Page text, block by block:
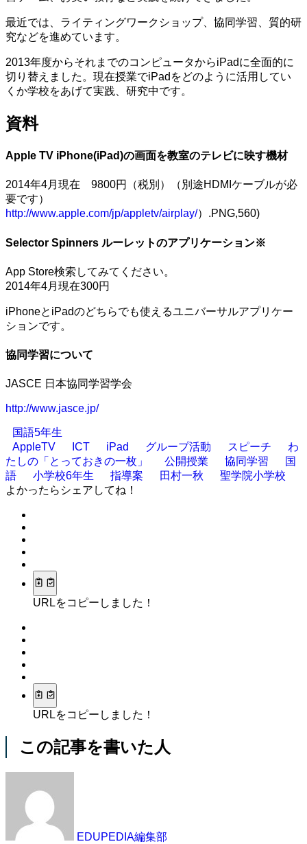
最近では、ライティングワークショップ、協同学習、質的研
究などを進めています。
2013年度からそれまでのコンピュータからiPadに全面的に
切り替えました。現在授業でiPadをどのように活用してい
くか学校をあげて実践、研究中です。
資料
Apple TV iPhone(iPad)の画面を教室のテレビに映す機材
2014年4月現在 9800円（税別）（別途HDMIケーブルが必
要です）
http://www.apple.com/jp/appletv/airplay/）.PNG,560)
Selector Spinners ルーレットのアプリケーション※
App Store検索してみてください。
2014年4月現在300円
iPhoneとiPadのどちらでも使えるユニバーサルアプリケー
ションです。
協同学習について
JASCE 日本協同学習学会
http://www.jasce.jp/
国語5年生
AppleTV
ICT iPad グループ活動 スピーチ
わ
たしの「とっておきの一枚」
公開授業 協同学習
国
語
小学校6年生 指導案 田村一秋
聖学院小学校
よかったらシェアしてね！
URLをコピーしました！
URLをコピーしました！
この記事を書いた人
EDUPEDIA編集部